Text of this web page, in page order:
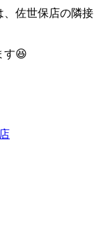
佐世保店の隣接
す😆